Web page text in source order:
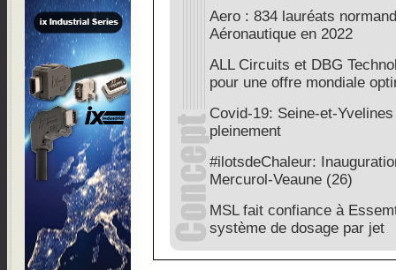
Aero : 834 lauréats
Aéronautique en 2022
ALL Circuits et DBG
pour une offre mondiale
Covid-19: Seine-et-
pleinement
#ilotsdeChaleur:
Mercurol-Veaune (26)
MSL fait confiance à
système de dosage par jet